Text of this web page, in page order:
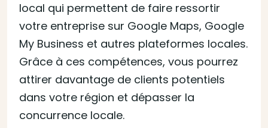
local qui permettent de faire ressortir
votre entreprise sur Google Maps, Google
My Business et autres plateformes locales.
Grâce à ces compétences, vous pourrez
attirer davantage de clients potentiels
dans votre région et dépasser la
concurrence locale.